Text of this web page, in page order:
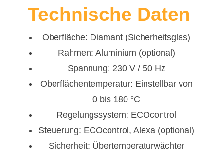
Technische Daten
Oberfläche: Diamant (Sicherheitsglas)
Rahmen: Aluminium (optional)
Spannung: 230 V / 50 Hz
Oberflächentemperatur: Einstellbar von
0 bis 180 °C
Regelungssystem: ECOcontrol
Steuerung: ECOcontrol, Alexa (optional)
Sicherheit: Übertemperaturwächter